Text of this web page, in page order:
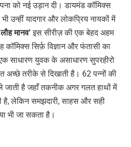
को नई उड़ान दी। डायमंड कॉमिक्स
भी उन्हीं यादगार और लोकप्रिय नायकों में
लौहमानव’ इस सीरीज़ की एक बेहद अहम
सिर्फ़ विज्ञान और फंतासी का
साधारण युवक के असाधारण सुपरहीरो
अच्छे तरीके से दिखाती है। 62 पन्नों की
जाती है जहाँ तकनीक अगर गलत हाथों में
है, लेकिन समझदारी, साहस और सही
भी जा सकता है।